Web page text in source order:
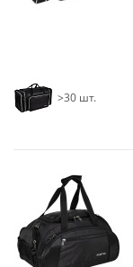
>30 шт.